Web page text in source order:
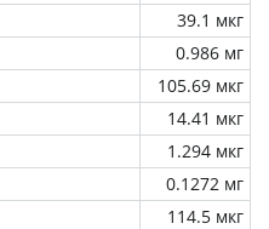
39.1 мкг
0.986 мг
105.69 мкг
14.41 мкг
1.294 мкг
0.1272 мг
114.5 мкг